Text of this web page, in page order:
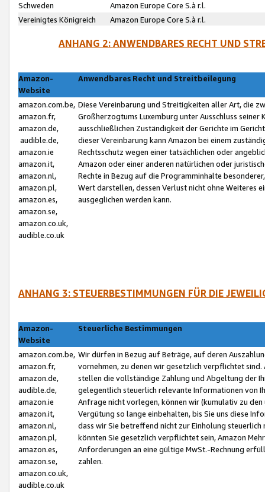
Schweden
Amazon Europe Core S.à r.l.
Vereinigtes Königreich
Amazon Europe Core S.à r.l.
ANHANG 2: ANWENDBARES RECHT UND
Amazon-
Website
Anwendbares Recht und Streitbeilegung
amazon.com.be,
amazon.fr,
amazon.de,
audible.de,
amazon.ie
amazon.it,
amazon.nl,
amazon.pl,
amazon.es,
amazon.se,
amazon.co.uk,
audible.co.uk
Diese Vereinbarung und Streitigkeiten aller Art, die
Großherzogtums Luxemburg unter Ausschluss
ausschließlichen Zuständigkeit der Gerichte im
dieser Vereinbarung kann Amazon bei einem
Rechtsschutz wegen einer tatsächlichen oder
Amazon oder einer anderen natürlichen oder
Rechte in Bezug auf die Programminhalte
Wert darstellen, dessen Verlust nicht ohne Weiteres
ausgeglichen werden kann.
ANHANG 3: STEUERBESTIMMUNGEN FÜR DIE
Amazon-
Website
Steuerliche Bestimmungen
amazon.com.be,
amazon.fr,
amazon.de,
audible.de,
amazon.ie
amazon.it,
amazon.nl,
amazon.pl,
amazon.es,
amazon.se,
amazon.co.uk,
audible.co.uk
Wir dürfen in Bezug auf Beträge, auf deren
vornehmen, zu denen wir gesetzlich verpflichtet
stellen die vollständige Zahlung und Abgeltung der
gelegentlich steuerlich relevante Informationen von
Anfrage nicht vorlegen, können wir (kumulativ zu
Vergütung so lange einbehalten, bis Sie uns diese
dass wir Sie betreffend nicht zur Einholung
könnten Sie gesetzlich verpflichtet sein, Amazon
Anforderungen an eine gültige MwSt.-Rechnung
zahlen.